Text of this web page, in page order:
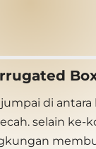
di
selain